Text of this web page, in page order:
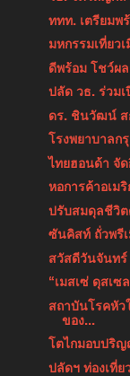
ททท. เตรียมพ
มหกรรมเที่ยว
ดีพร้อม โชว์ผ
ปลัด วธ. ร่วม
ดร. ชินวัฒน์ ส
โรงพยาบาลก
ไทยฮอนด้า จัด
หอการค้าอเมริ
ปรับสมดุลชีวิต
ซันคิสท์ ถั่วพรี
สวัสดีวันจันทร์
“เมสเซ่ ดุสเ
สถาบันโรคหั
ของ...
โตไกมอบปริ
ปลัดฯ ท่องเที่ย